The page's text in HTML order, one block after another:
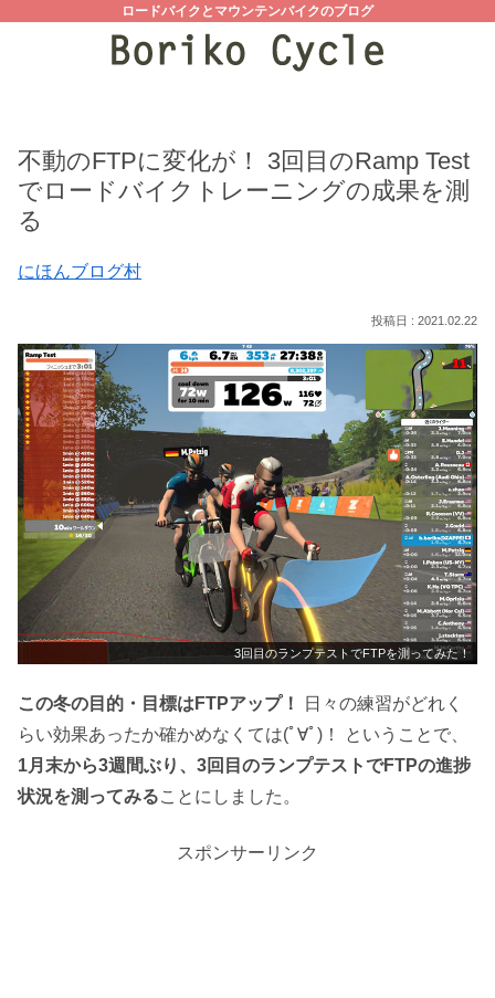
ロードバイクとマウンテンバイクのブログ
不動のFTPに変化が！ 3回目のRamp Test
でロードバイクトレーニングの成果を測
る
にほんブログ村
2021.02.22
3回目のランプテストでFTPを測ってみた！
この冬の目的・目標はFTPアップ！
日々の練習がどれく
らい効果あったか確かめなくては(ﾟ∀ﾟ)！ ということで、
1月末から3週間ぶり、3回目のランプテストでFTPの進捗
状況を測ってみることにしました。
スポンサーリンク